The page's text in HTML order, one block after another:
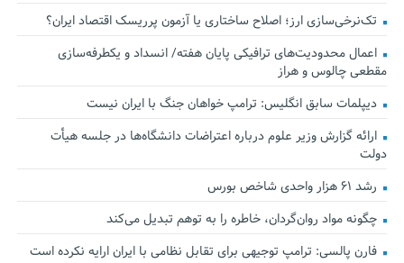
تک‌نرخی‌سازی ارز؛ اصلاح ساختاری یا آزمون پرریسک اقتصاد ایران؟
اعمال محدودیت‌های ترافیکی پایان هفته/ انسداد و یکطرفه‌سازی
مقطعی چالوس و هراز
دیپلمات سابق انگلیس:‌ ترامپ خواهان جنگ با ایران نیست
ارائه گزارش وزیر علوم درباره اعتراضات دانشگاه‌ها در جلسه هیأت
دولت
رشد ۶۱ هزار واحدی شاخص بورس
چگونه مواد روان‌گردان، خاطره را به توهم تبدیل می‌کند
فارن پالسی: ترامپ توجیهی برای تقابل نظامی با ایران ارایه نکرده است